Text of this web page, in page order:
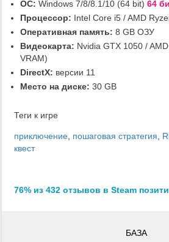
ОС: Windows 7/8/8.1/10 (64 bit) 64
Процессор: Intel Core i5 / AMD
Оперативная память: 8 GB ОЗУ
Видеокарта: Nvidia GTX 1050 /
VRAM)
DirectX: версии 11
Место на диске: 30 GB
Теги к игре
приключение пошаговая стратегия
квест
76% из 432 отзывов в Steam
БАЗА